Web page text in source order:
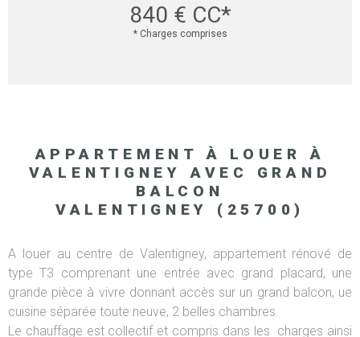
840 € CC*
* Charges comprises
APPARTEMENT À LOUER À
VALENTIGNEY AVEC GRAND
BALCON
VALENTIGNEY (25700)
A louer au centre de Valentigney, appartement rénové de
type T3 comprenant une entrée avec grand placard, une
grande pièce à vivre donnant accès sur un grand balcon, ue
cuisine séparée toute neuve, 2 belles chambres.
Le chauffage est collectif et compris dans les charges ainsi